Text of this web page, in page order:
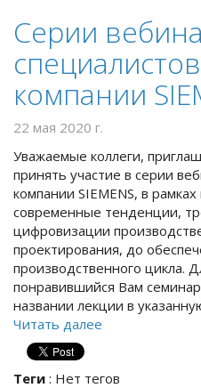
Cерии
специалистов
компании
22 мая 2020 г.
Уважаемые коллеги,
принять участие в серии
компании SIEMENS, в
современные тенденции,
цифровизации
проектирования, до
производственного цикла.
понравившийся Вам
названии лекции в
Читать далее
Теги : Нет тегов